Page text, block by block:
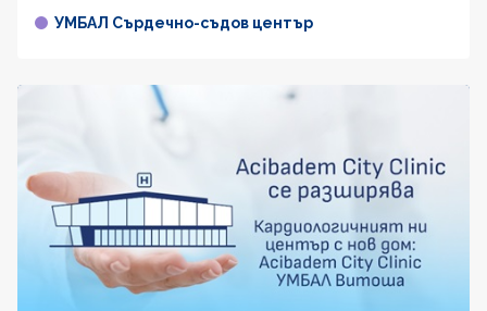
УМБАЛ Сърдечно-съдов център